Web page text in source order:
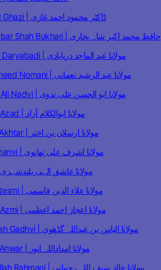
Dr. Mahmood Ahmad Ghazi | ڈاکٹر محمود احمد غازی
Hafiz Muhammad Akbar Shah Bukhari | حافظ محمد اکبر شاہ بخاری
Maulana Abdul Majid Daryabadi | مولانا عبد الماجد دریابادی
Maulana Abd Ur Rasheed Nomani | مولانا عبد الرشید نعمانی
Maulana Abul Hasan Ali Nadvi | مولانا ابو الحسن علی ندوی
Maulana Abul Kalam Azad | مولانا ابوالکلام آزاد
Maulana Arsalan Bin Akhtar | مولانا ارسلان بن اختر
Maulana Ashraf Ali Thanvi | مولانا اشرف علی تھانوی
Maulana Ashiq Ilahi | مولانا عاشق الہی بلندشہری
Maulana Ala ud Din Qasmi | مولانا علاء الدین قاسمی
Maulana Ijaz Ahmad Azmi | مولانا اعجاز احمد اعظمی
Maulana Ilyas Abdullah Gadhvi | مولانا الیاس بن عبداللہ گڈھوی
Maulana Imdadullah Anwar | مولانا امداداللہ انور
Maulana Khalid Saifullah Rahmani | مولانا خالد سیف اللہ رحمانی